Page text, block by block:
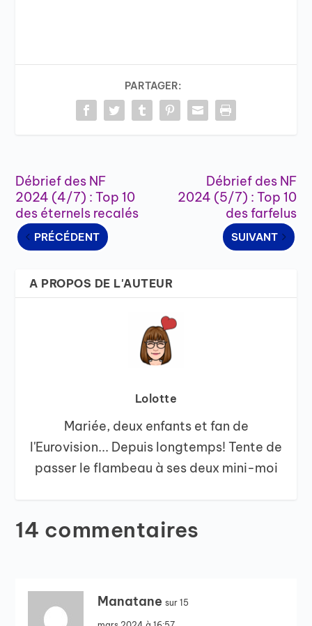
PARTAGER:
Débrief des NF
2024 (4/7) : Top 10
des éternels recalés
PRÉCÉDENT
Débrief des NF
2024 (5/7) : Top 10
des farfelus
SUIVANT
A PROPOS DE L'AUTEUR
Lolotte
Mariée, deux enfants et fan de
l'Eurovision... Depuis longtemps! Tente de
passer le flambeau à ses deux mini-moi
14 commentaires
Manatane sur 15